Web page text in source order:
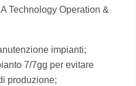
Technology Operation &
impianti;
7/7gg per evitare
produzione;